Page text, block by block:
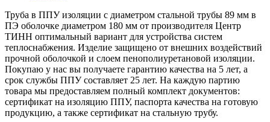
Труба в ППУ изоляции с диаметром стальной трубы 89 мм в
ПЭ оболочке диаметром 180 мм от производителя Центр
ТИНН оптимальный вариант для устройства систем
теплоснабжения. Изделие защищено от внешних воздействий
прочной оболочкой и слоем пенополиуретановой изоляции.
Покупаю у нас вы получаете гарантию качества на 5 лет, а
срок службы ППУ составляет 25 лет. На каждую партию
товара мы предоставляем полный комплект документов:
сертификат на изоляцию ППУ, паспорта качества на готовую
продукцию, а также сертификат на стальную трубу.